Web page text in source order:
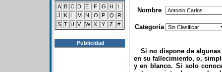
A B C D E F G H
I
J
K L M N O P Q
R
S T U V W X Y Z #
Publicidad
Nombre
Categoría
Si no dispone de algunas
en su fallecimiento, o,
y en blanco. Si solo